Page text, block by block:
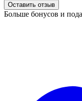
Оставить отзыв
Больше бонусов и